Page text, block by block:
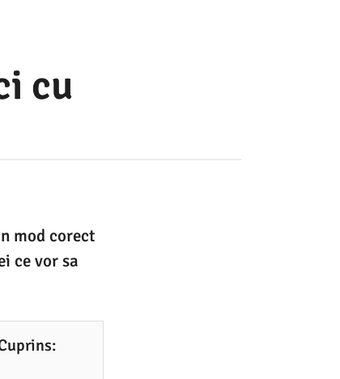
cu
mod corect
ce vor sa